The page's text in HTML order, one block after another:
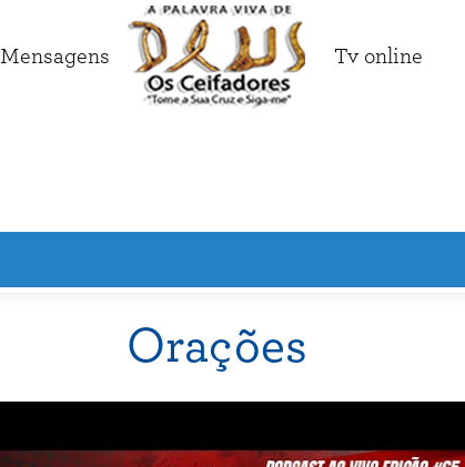
Mensagens Tv online
Orações